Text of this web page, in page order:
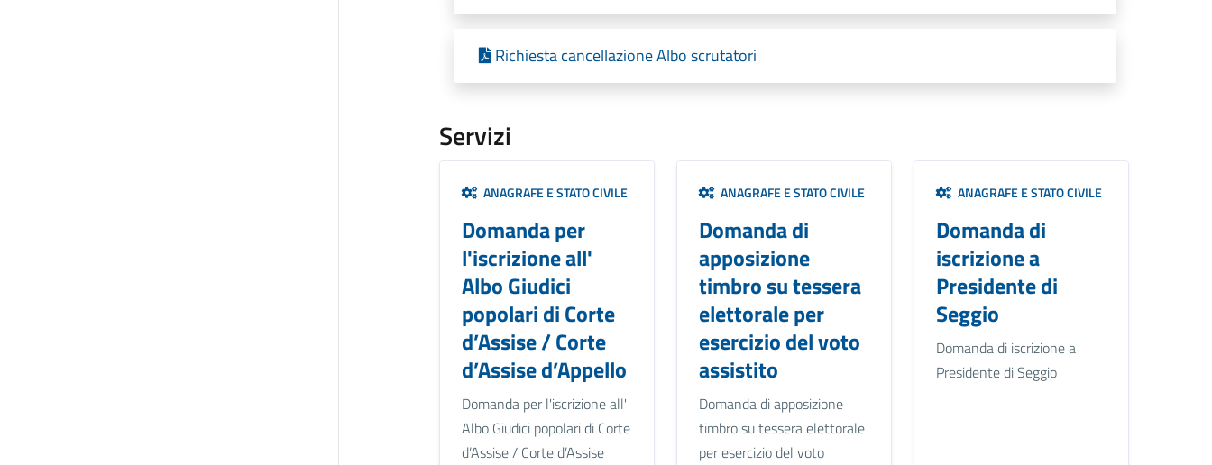
Richiesta cancellazione Albo scrutatori
Servizi
ANAGRAFE E STATO CIVILE
Domanda per
l'iscrizione all'
Albo Giudici
popolari di Corte
d’Assise / Corte
d’Assise d’Appello
Domanda per l'iscrizione all'
Albo Giudici popolari di Corte
d’Assise / Corte d’Assise
ANAGRAFE E STATO CIVILE
Domanda di
apposizione
timbro su tessera
elettorale per
esercizio del voto
assistito
Domanda di apposizione
timbro su tessera elettorale
per esercizio del voto
ANAGRAFE E STATO CIVILE
Domanda di
iscrizione a
Presidente di
Seggio
Domanda di iscrizione a
Presidente di Seggio